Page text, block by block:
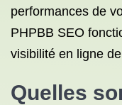
performances de
PHPBB SEO
visibilité en ligne
Quelles